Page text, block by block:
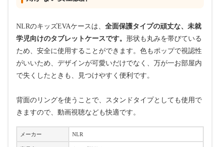
NLRのキッズEVAケースは、 全面保護タイプの頑丈な、未就
学児向けのタブレットケースです。 形状も丸みを帯びている
ため、安全に使用することができます。色もポップで視認性
がいいため、デザインが可愛いだけでなく、万が一お部屋内
で失くしたときも、見つけやすく便利です。
背面のリングを使うことで、スタンドタイプとしても使用で
きますので、動画視聴なども快適です。
メーカー NLR